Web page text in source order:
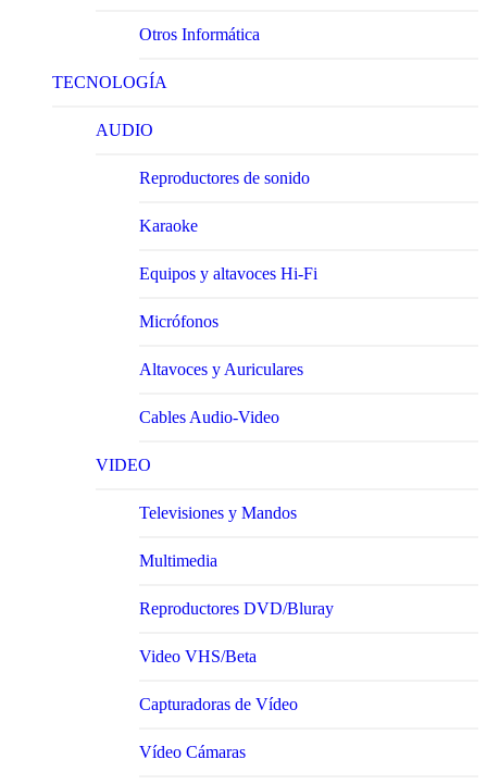
Otros Informática
TECNOLOGÍA
AUDIO
Reproductores de sonido
Karaoke
Equipos y altavoces Hi-Fi
Micrófonos
Altavoces y Auriculares
Cables Audio-Video
VIDEO
Televisiones y Mandos
Multimedia
Reproductores DVD/Bluray
Video VHS/Beta
Capturadoras de Vídeo
Vídeo Cámaras